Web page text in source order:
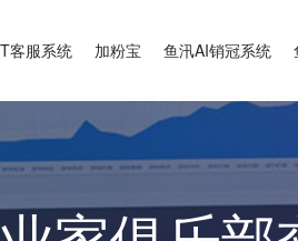
客服系统 加粉宝 鱼汛AI销冠系统